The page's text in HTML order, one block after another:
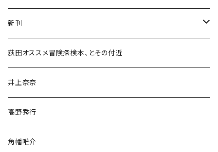
新刊
和書
文学・小説・物語
随筆・ノンフィクション・その他
荻田オススメ冒険探検本、とその付近
井上奈奈
高野秀行
角幡唯介